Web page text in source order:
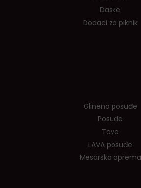
Daske
Dodaci za piknik
Glineno posuđe
Posuđe
Tave
LAVA posuđe
Mesarska oprema